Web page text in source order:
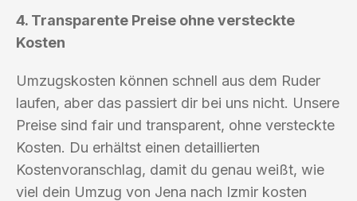
4. Transparente Preise ohne versteckte
Kosten
Umzugskosten können schnell aus dem Ruder
laufen, aber das passiert dir bei uns nicht. Unsere
Preise sind fair und transparent, ohne versteckte
Kosten. Du erhältst einen detaillierten
Kostenvoranschlag, damit du genau weißt, wie
viel dein Umzug von Jena nach Izmir kosten